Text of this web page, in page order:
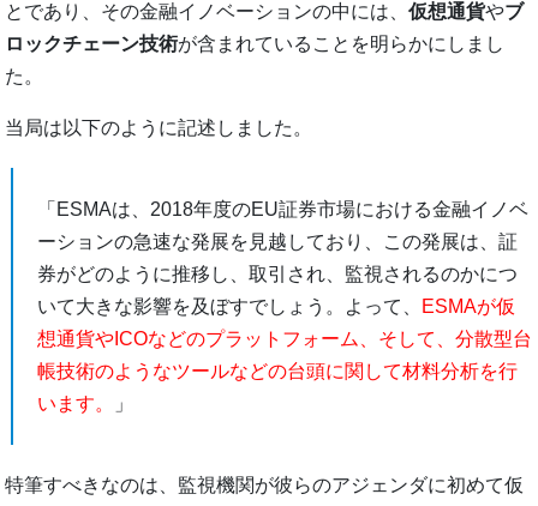
とであり、その金融イノベーションの中には、仮想通貨やブ
ロックチェーン技術が含まれていることを明らかにしまし
た。
当局は以下のように記述しました。
「ESMAは、2018年度のEU証券市場における金融イノベ
ーションの急速な発展を見越しており、この発展は、証
券がどのように推移し、取引され、監視されるのかにつ
いて大きな影響を及ぼすでしょう。よって、 ESMAが仮
想通貨やICOなどのプラットフォーム、そして、分散型台
帳技術のようなツールなどの台頭に関して材料分析を行
います。
」
特筆すべきなのは、監視機関が彼らのアジェンダに初めて仮